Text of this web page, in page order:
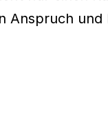
Anspruch und